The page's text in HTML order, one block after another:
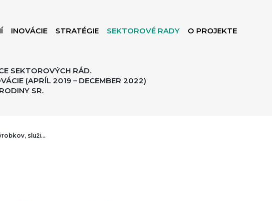
INOVÁCIE STRATÉGIE SEKTOROVÉ RADY O PROJEKTE
SEKTOROVÝCH RÁD.
(APRÍL 2019 – DECEMBER 2022)
SR.
Transformácia výrobkov, služieb a realizovaných procesov